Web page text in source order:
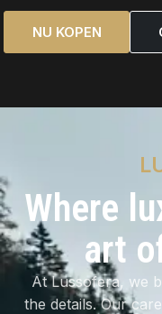
NU KOPEN
Where
art
At Lussofera, we
the details. Our